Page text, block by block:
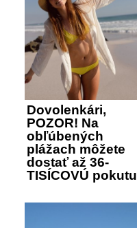
Dovolenkári,
POZOR! Na
obľúbených
plážach môžete
dostať až 36-
TISÍCOVÚ pokutu